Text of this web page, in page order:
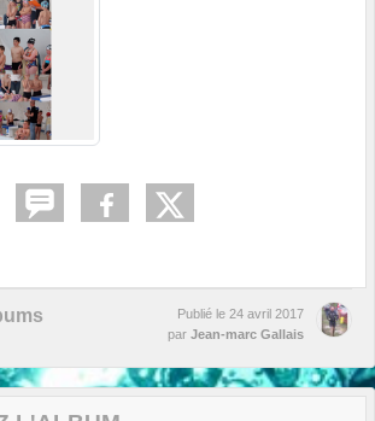
Publié le 24 avril 2017
par Jean-marc Gallais